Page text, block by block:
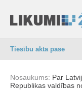
Tiesību akta pase
Nosaukums: Par
Republikas valdības